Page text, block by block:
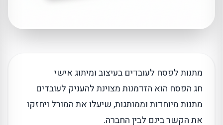
מתנות לפסח לעובדים בעיצוב ומיתוג אישי
חג הפסח הוא הזדמנות מצוינת להעניק לעובדים
מתנות מיוחדות וממותגות, שיעלו את המורל ויחזקו
את הקשר בינם לבין החברה.